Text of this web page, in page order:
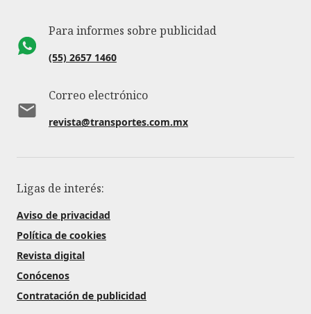
Para informes sobre publicidad
(55) 2657 1460
Correo electrónico
revista@transportes.com.mx
Ligas de interés:
Aviso de privacidad
Política de cookies
Revista digital
Conócenos
Contratación de publicidad